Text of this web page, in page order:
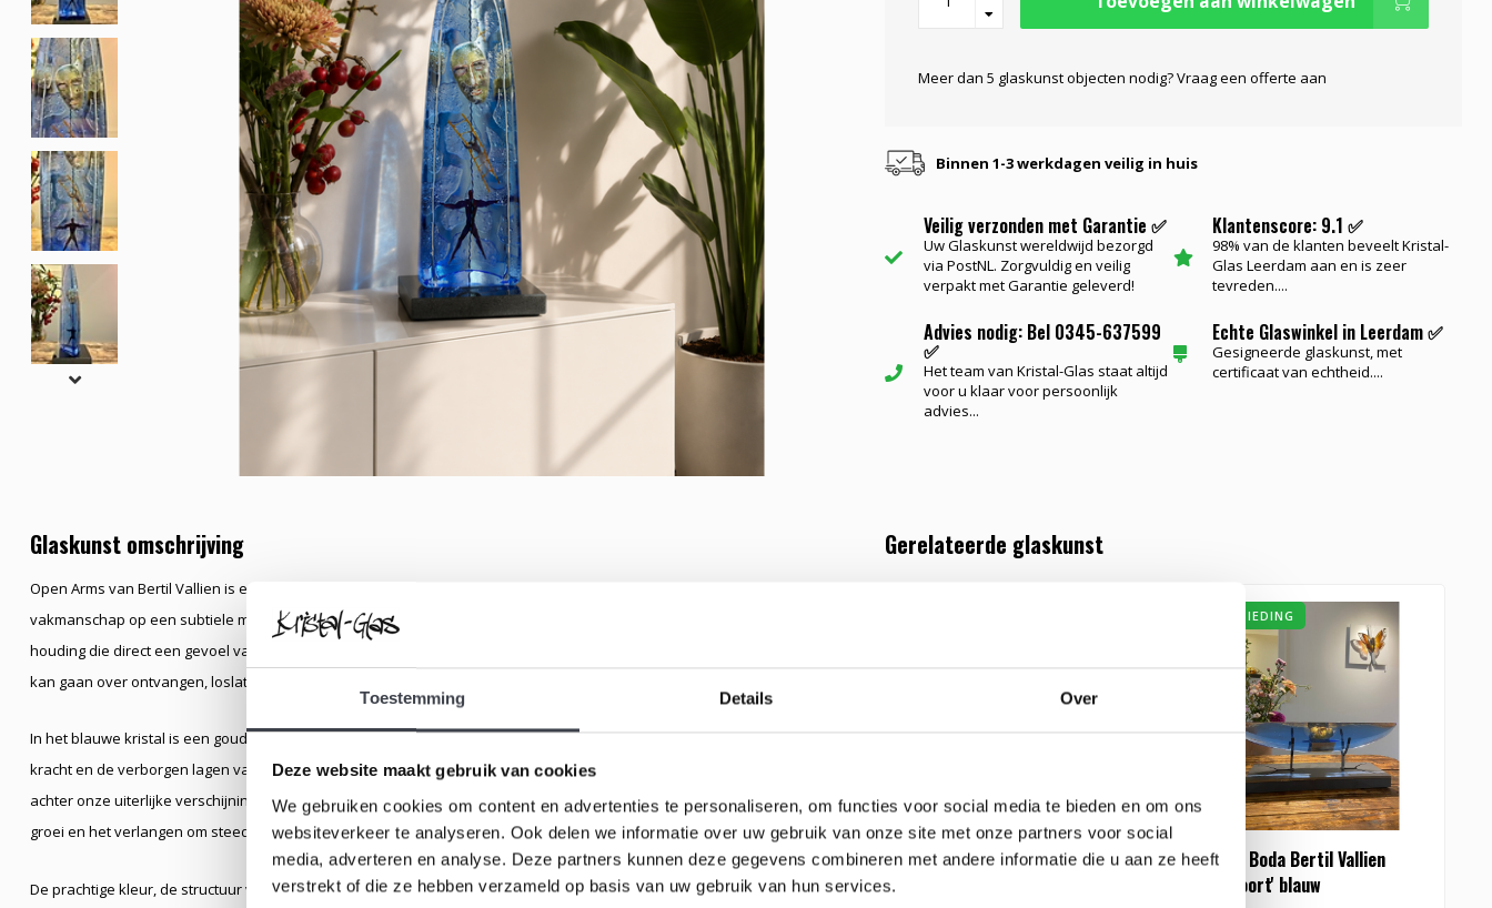
Toestemming Details Over
Deze website maakt gebruik van cookies
We gebruiken cookies om content en advertenties te personaliseren, om functies voor social media te bieden en om ons
websiteverkeer te analyseren. Ook delen we informatie over uw gebruik van onze site met onze partners voor social
media, adverteren en analyse. Deze partners kunnen deze gegevens combineren met andere informatie die u aan ze heeft
verstrekt of die ze hebben verzameld op basis van uw gebruik van hun services.
Meer dan 5 glaskunst objecten nodig? Vraag een offerte aan
Binnen 1-3 werkdagen veilig in huis
Veilig verzonden met Garantie ✅
Uw Glaskunst wereldwijd bezorgd
via PostNL. Zorgvuldig en veilig
verpakt met Garantie geleverd!
Klantenscore: 9.1 ✅
98% van de klanten beveelt Kristal-
Glas Leerdam aan en is zeer
tevreden....
Advies nodig: Bel 0345-637599
✅
Het team van Kristal-Glas staat altijd
voor u klaar voor persoonlijk
advies...
Echte Glaswinkel in Leerdam ✅
Gesigneerde glaskunst, met
certificaat van echtheid....
Glaskunst omschrijving
Open Arms van Bertil Vallien is een indrukwekkend glaskunstobject in zandgegoten glas waarin symboliek en
vakmanschap op een subtiele manier samenkomen. De gestileerde figuur in het object staat met open armen, een
houding die direct een gevoel van welkom,vertrouwen en verbinding uitstraalt. Het werk nodigt uit tot interpretatie: het
kan gaan over ontvangen, loslaten, bescherming of simpelweg open staan voor het leven.
In het blauwe kristal is een gouden masker verwerkt, een typisch Vallien element dat verwijst naar identiteit, innerlijke
kracht en de verborgen lagen van de mens. Het masker fungeert als een stille observator, een symbool van wie we zijn
achter onze uiterlijke verschijning. Daarnaast is een fijne ladder in het object opgenomen, een krachtig teken van hoop,
groei en het verlangen om steeds weer een stap hoger te komen, zowel persoonlijk als spiritueel.
De prachtige kleur, de structuur van het zandgegoten glas en de rust van de vorm geven Open Arms een tijdloze en bijna
Gerelateerde glaskunst
Kosta Boda Bertil Vallien
AANBIEDING
Kosta Boda Bertil Vallien
'Paspoort' blauw